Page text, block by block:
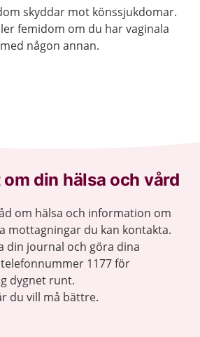
skyddar mot könssjukdomar.
femidom om du har vaginala
någon annan.
din hälsa och vård
om hälsa och information om
mottagningar du kan kontakta.
din journal och göra dina
1177 för
dygnet runt.
du vill må bättre.